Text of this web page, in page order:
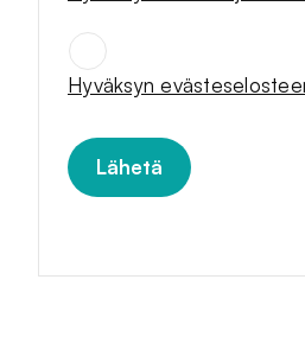
SUOSTUMUKSET
Hyväksyn